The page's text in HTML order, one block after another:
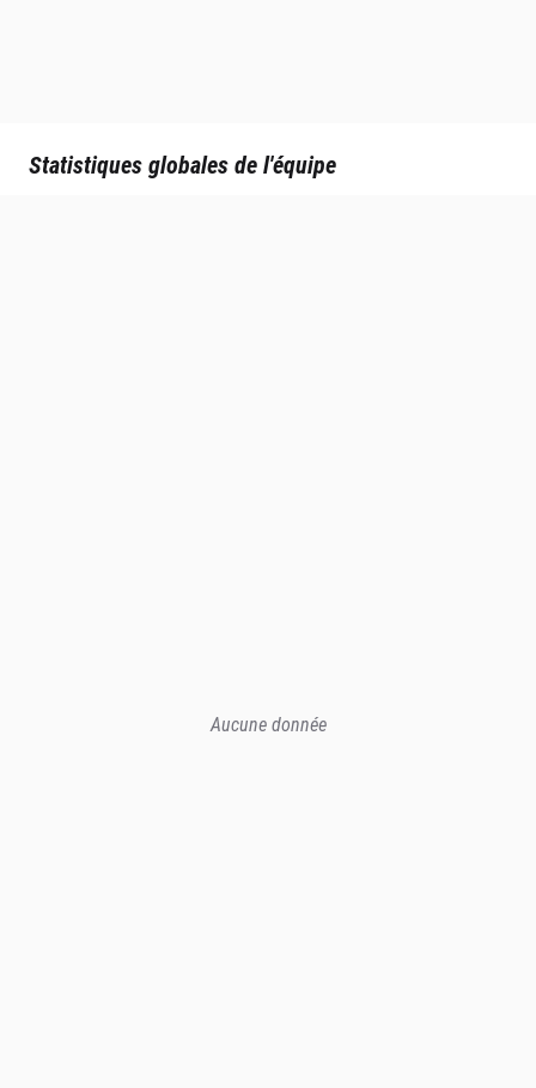
Statistiques globales de l'équipe
Aucune donnée